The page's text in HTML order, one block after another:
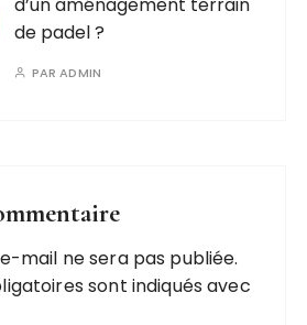
de padel ?
PARADMIN
mail ne sera pas publiée.
sont indiqués avec